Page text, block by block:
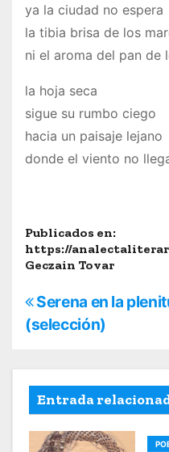
ya la ciudad no espera
la tibia brisa de los
ni el aroma del pan de
la hoja seca
sigue su rumbo ciego
hacia un paisaje lejano
donde el viento no
Publicados en:
https://
Geczain Tovar
N
a
g
Serena en la
(selección)
Entrada